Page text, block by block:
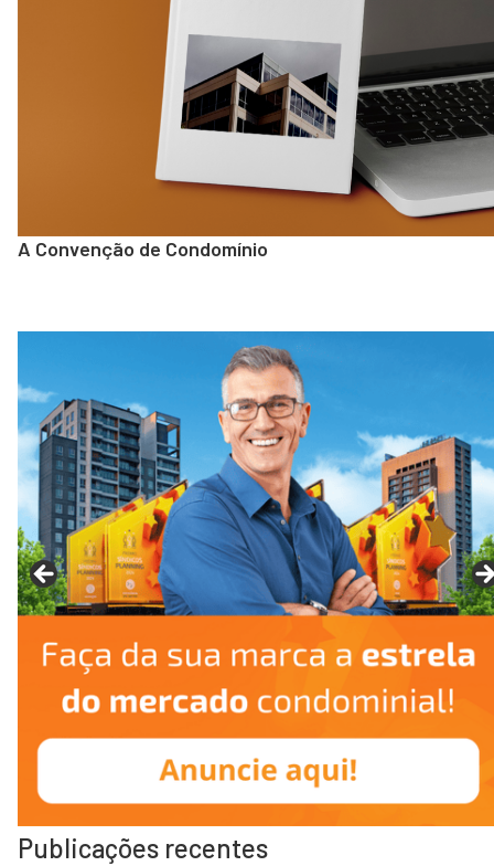
A Convenção de Condomínio
Publicações recentes